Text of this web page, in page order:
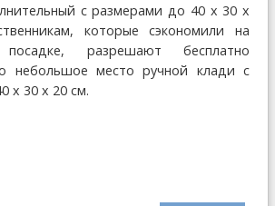
с размерами до 40 х 30 х
которые сэкономили на
посадке, разрешают бесплатно
небольшое место ручной клади с
х 30 х 20 см.